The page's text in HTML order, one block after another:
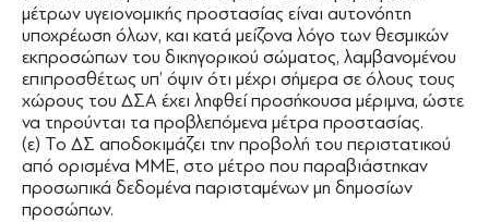
μέτρων υγειονομικής προστασίας είναι αυτονόητη
υποχρέωση όλων, και κατά μείζονα λόγο των θεσμικών
εκπροσώπων του δικηγορικού σώματος, λαμβανομένου
επιπροσθέτως υπ’ όψιν ότι μέχρι σήμερα σε όλους τους
χώρους του ΔΣΑ έχει ληφθεί προσήκουσα μέριμνα, ώστε
να τηρούνται τα προβλεπόμενα μέτρα προστασίας.
(ε) Το ΔΣ αποδοκιμάζει την προβολή του περιστατικού
από ορισμένα ΜΜΕ, στο μέτρο που παραβιάστηκαν
προσωπικά δεδομένα παρισταμένων μη δημοσίων
προσώπων.